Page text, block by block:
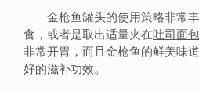
金枪鱼罐头的使用策略非常丰
食，或者是取出适量夹在吐司面包
非常开胃，而且金枪鱼的鲜美味
好的滋补功效。